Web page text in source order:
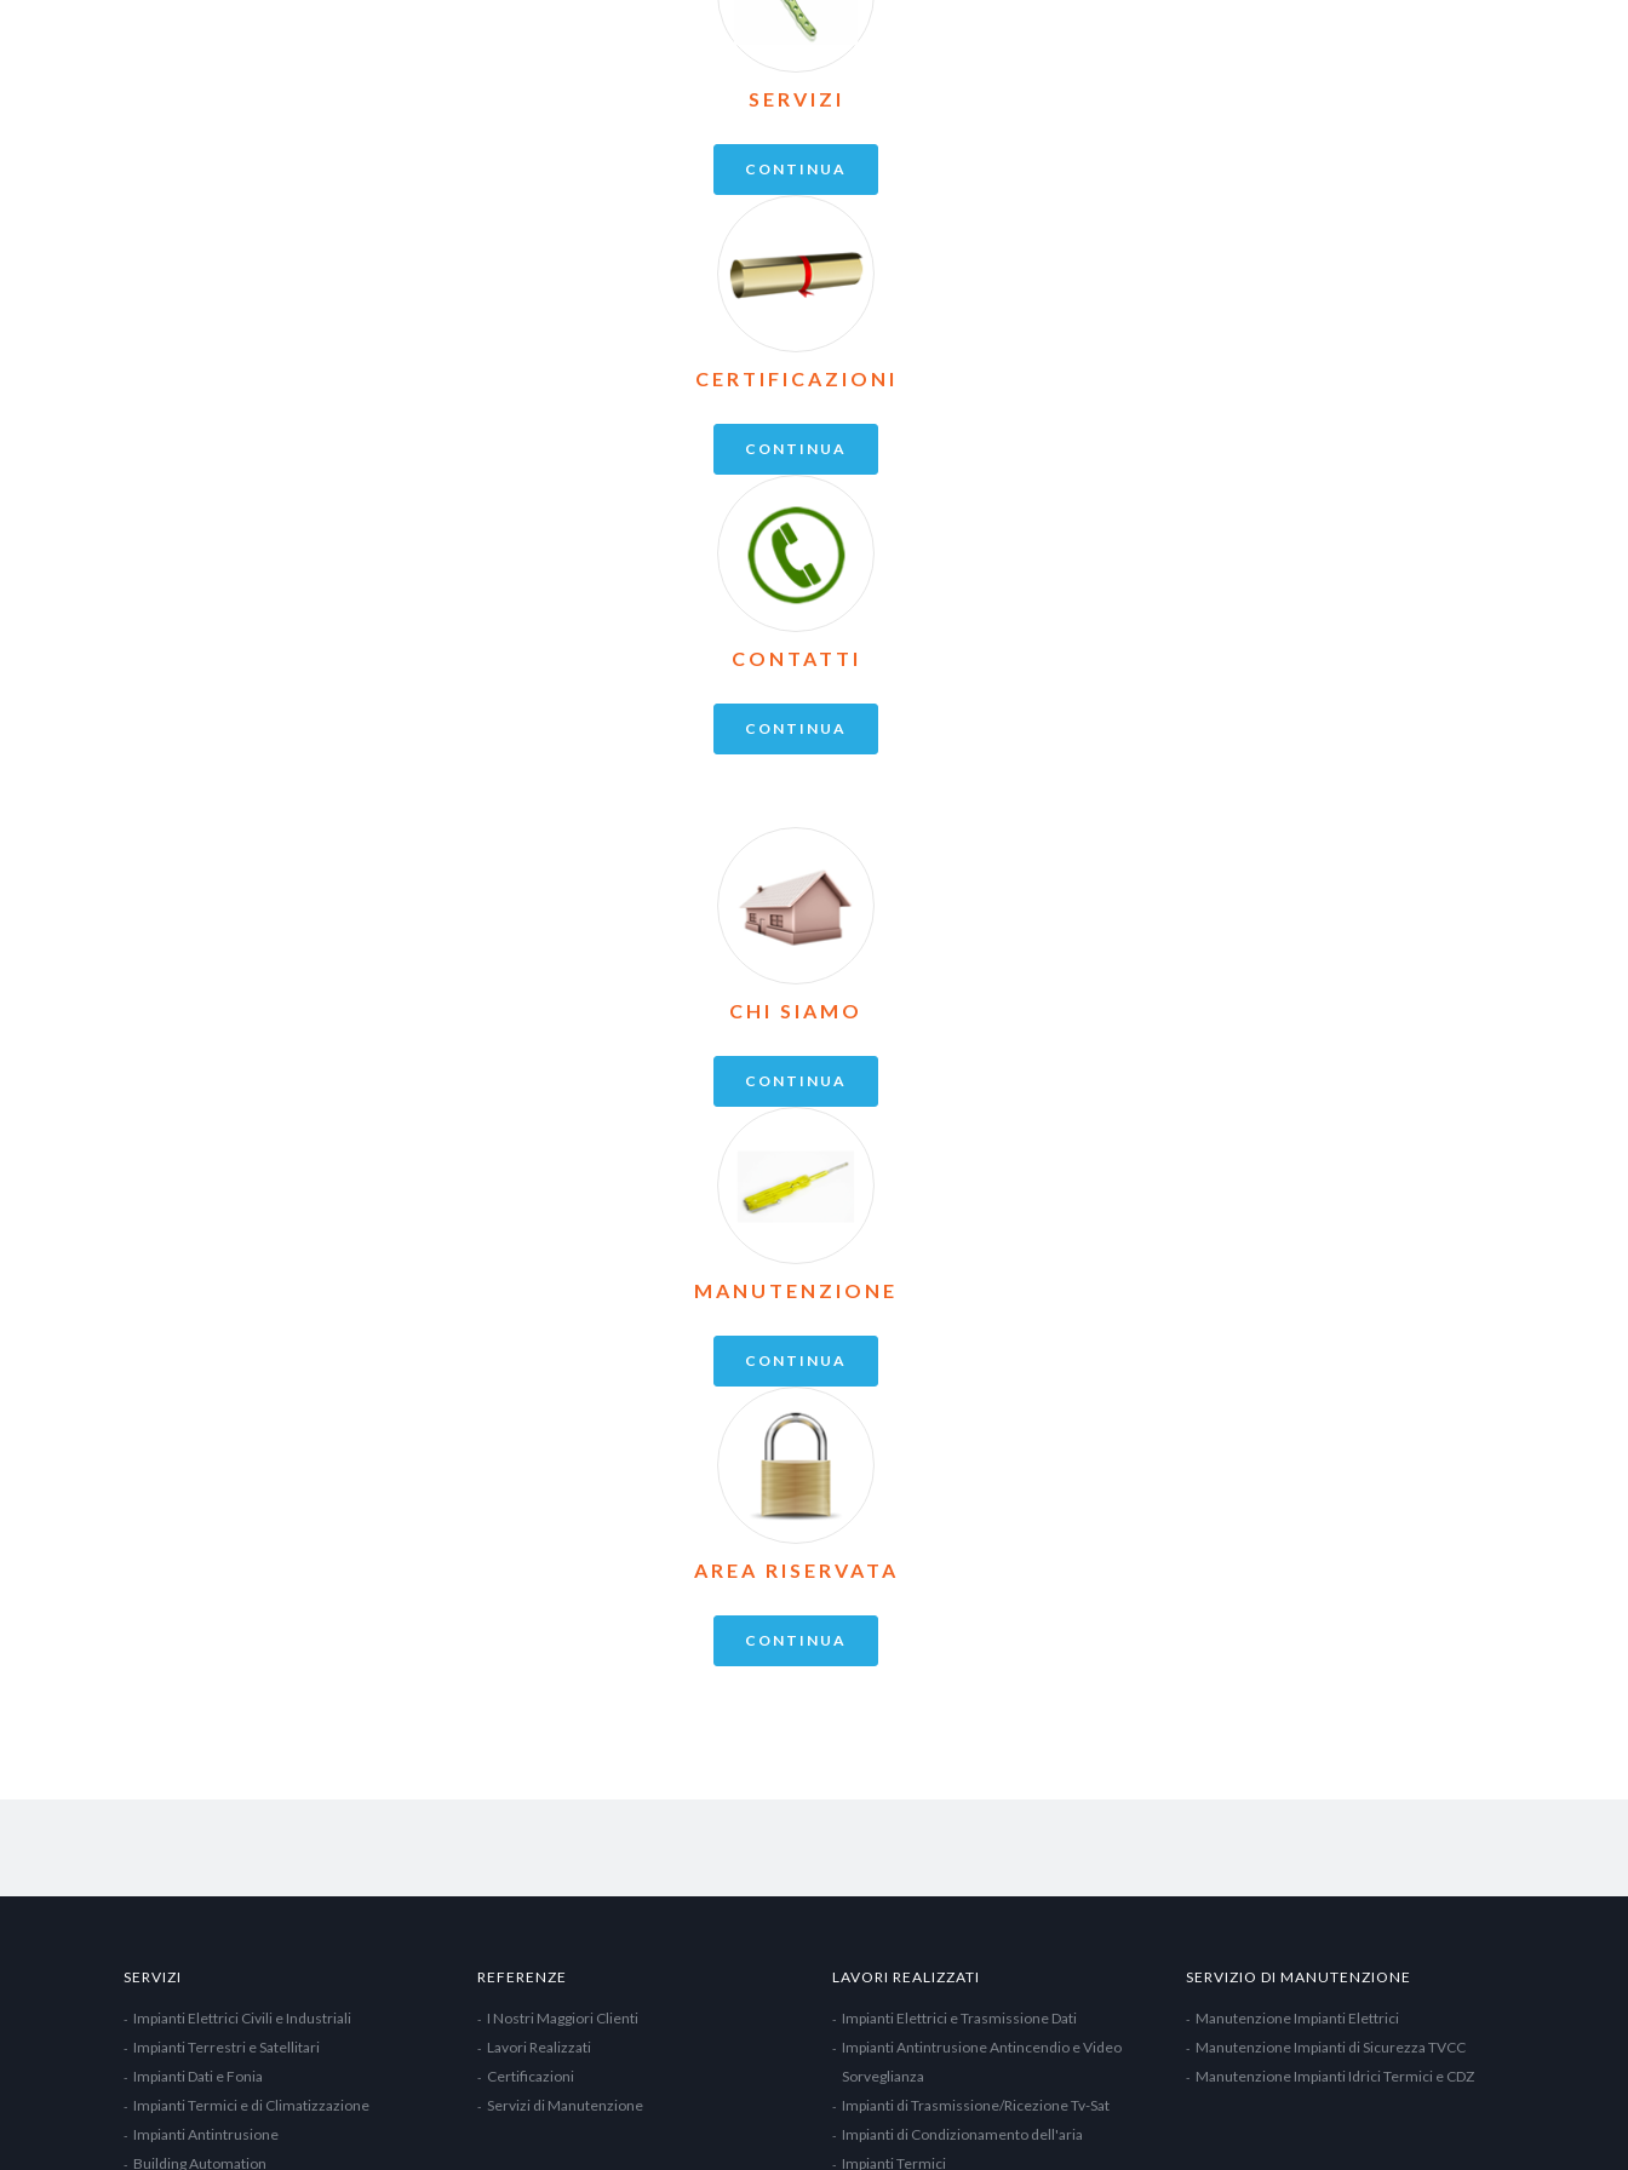
SERVIZI
CONTINUA
CERTIFICAZIONI
CONTINUA
CONTATTI
CONTINUA
CHI SIAMO
CONTINUA
MANUTENZIONE
CONTINUA
AREA RISERVATA
CONTINUA
SERVIZI
Impianti Elettrici Civili e Industriali
Impianti Terrestri e Satellitari
Impianti Dati e Fonia
Impianti Termici e di Climatizzazione
Impianti Antintrusione
Building Automation
REFERENZE
I Nostri Maggiori Clienti
Lavori Realizzati
Certificazioni
Servizi di Manutenzione
LAVORI REALIZZATI
Impianti Elettrici e Trasmissione Dati
Impianti Antintrusione Antincendio e Video
Sorveglianza
Impianti di Trasmissione/Ricezione Tv-Sat
Impianti di Condizionamento dell'aria
Impianti Termici
SERVIZIO DI MANUTENZIONE
Manutenzione Impianti Elettrici
Manutenzione Impianti di Sicurezza TVCC
Manutenzione Impianti Idrici Termici e CDZ